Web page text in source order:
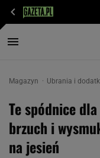
Magazyn Ubrania i
Te spódnice
brzuch i
na jesień